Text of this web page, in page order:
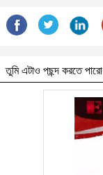
তুমি এটাও পছন্দ করতে পারো